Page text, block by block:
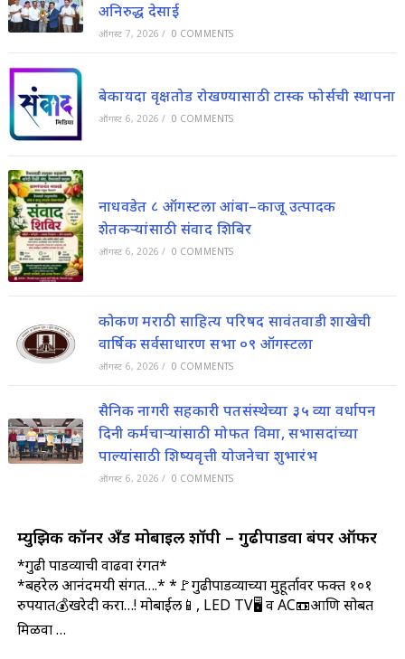
अनिरुद्ध देसाई
ऑगस्ट 7, 2026 / 0 COMMENTS
बेकायदा वृक्षतोड रोखण्यासाठी टास्क फोर्सची स्थापना
ऑगस्ट 6, 2026 / 0 COMMENTS
नाधवडेत ८ ऑगस्टला आंबा–काजू उत्पादक
शेतकऱ्यांसाठी संवाद शिबिर
ऑगस्ट 6, 2026 / 0 COMMENTS
कोकण मराठी साहित्य परिषद सावंतवाडी शाखेची
वार्षिक सर्वसाधारण सभा ०९ ऑगस्टला
ऑगस्ट 6, 2026 / 0 COMMENTS
सैनिक नागरी सहकारी पतसंस्थेच्या ३५ व्या वर्धापन
दिनी कर्मचाऱ्यांसाठी मोफत विमा, सभासदांच्या
पाल्यांसाठी शिष्यवृत्ती योजनेचा शुभारंभ
ऑगस्ट 6, 2026 / 0 COMMENTS
म्युझिक कॉर्नर अँड मोबाईल शॉपी – गुढीपाडवा बंपर ऑफर
*गुढी पाडव्याची वाढवा रंगत*
*बहरेल आनंदमयी संगत….* *🚩गुढीपाडव्याच्या मुहूर्तावर फक्त १०१
रुपयात💰खरेदी करा…! मोबाईल📱, LED TV🖥️ व AC📼आणि सोबत
मिळवा …